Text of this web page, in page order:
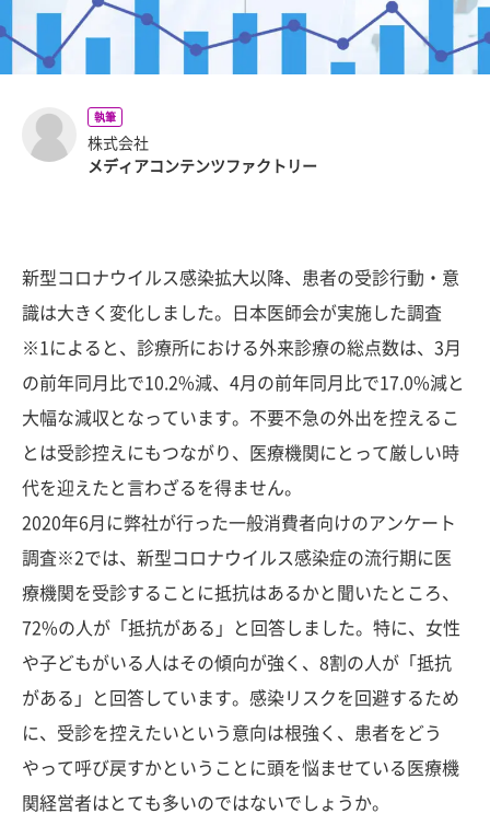
執筆
株式会社
メディアコンテンツファクトリー
新型コロナウイルス感染拡大以降、患者の受診行動・意
識は大きく変化しました。日本医師会が実施した調査
※1によると、診療所における外来診療の総点数は、3月
の前年同月比で10.2%減、4月の前年同月比で17.0%減と
大幅な減収となっています。不要不急の外出を控えるこ
とは受診控えにもつながり、医療機関にとって厳しい時
代を迎えたと言わざるを得ません。
2020年6月に弊社が行った一般消費者向けのアンケート
調査※2では、新型コロナウイルス感染症の流行期に医
療機関を受診することに抵抗はあるかと聞いたところ、
72%の人が「抵抗がある」と回答しました。特に、女性
や子どもがいる人はその傾向が強く、8割の人が「抵抗
がある」と回答しています。感染リスクを回避するため
に、受診を控えたいという意向は根強く、患者をどう
やって呼び戻すかということに頭を悩ませている医療機
関経営者はとても多いのではないでしょうか。